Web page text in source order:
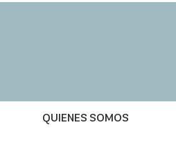
QUIENES SOMOS